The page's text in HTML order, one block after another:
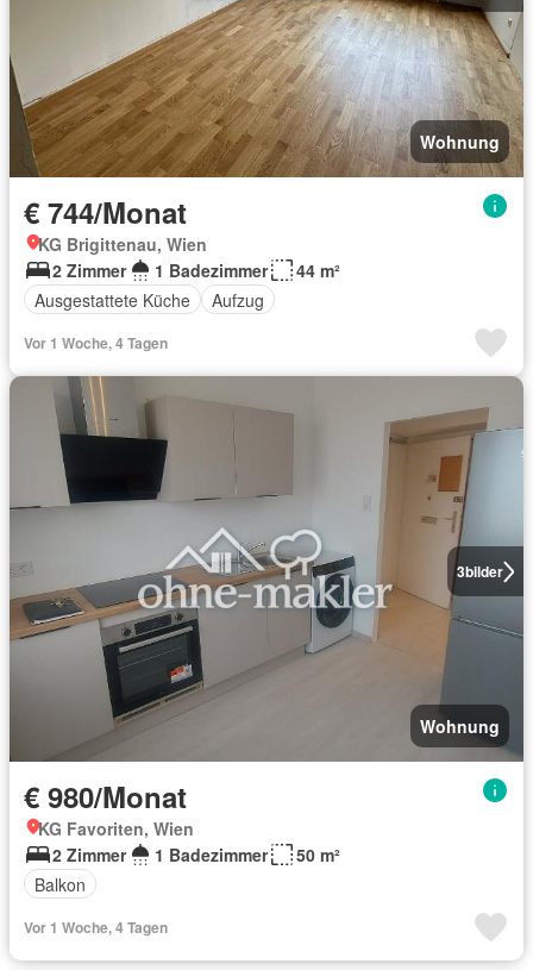
Wohnung
€ 744/Monat
KG Brigittenau, Wien
2 Zimmer
1 Badezimmer
44 m²
Ausgestattete Küche
Aufzug
Vor 1 Woche, 4 Tagen
3bilder
Wohnung
€ 980/Monat
KG Favoriten, Wien
2 Zimmer
1 Badezimmer
50 m²
Balkon
Vor 1 Woche, 4 Tagen